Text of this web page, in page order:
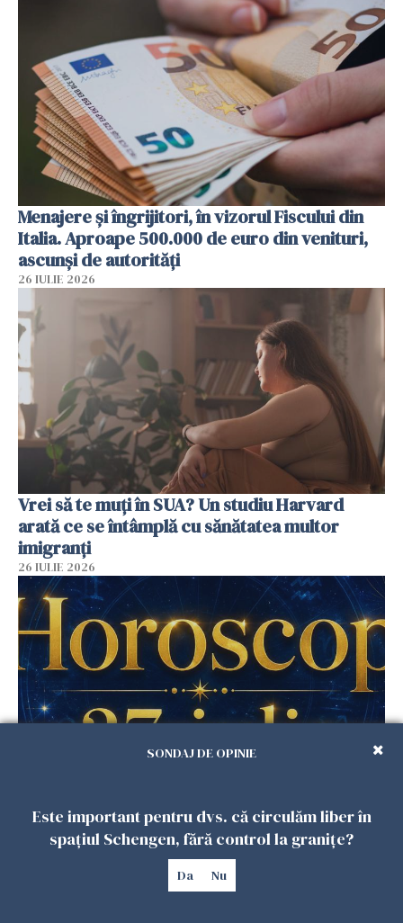
Menajere și îngrijitori, în vizorul Fiscului din
Italia. Aproape 500.000 de euro din venituri,
ascunși de autorități
26 IULIE 2026
Vrei să te muți în SUA? Un studiu Harvard
arată ce se întâmplă cu sănătatea multor
imigranți
26 IULIE 2026
săptămânii. Universul deschide uși
neașteptate pentru unele zodii
SONDAJ DE OPINIE
Este important pentru dvs. că circulăm liber în
spațiul Schengen, fără control la granițe?
Da Nu